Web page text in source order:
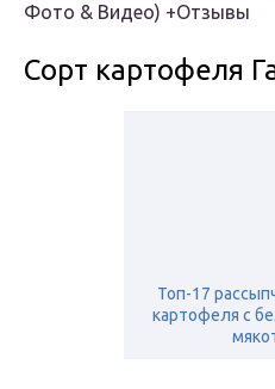
Фото & Видео) +Отзывы
Сорт картофеля
Топ-17
картофеля с